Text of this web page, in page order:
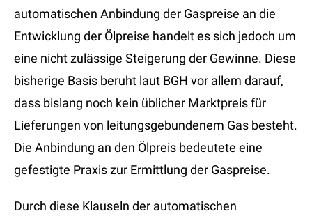
automatischen Anbindung der Gaspreise an die
Entwicklung der Ölpreise handelt es sich jedoch um
eine nicht zulässige Steigerung der Gewinne. Diese
bisherige Basis beruht laut BGH vor allem darauf,
dass bislang noch kein üblicher Marktpreis für
Lieferungen von leitungsgebundenem Gas besteht.
Die Anbindung an den Ölpreis bedeutete eine
gefestigte Praxis zur Ermittlung der Gaspreise.
Durch diese Klauseln der automatischen